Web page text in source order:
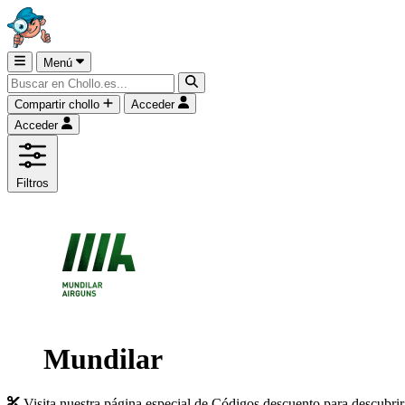
Menú
Compartir chollo
Acceder
Acceder
Filtros
Mundilar